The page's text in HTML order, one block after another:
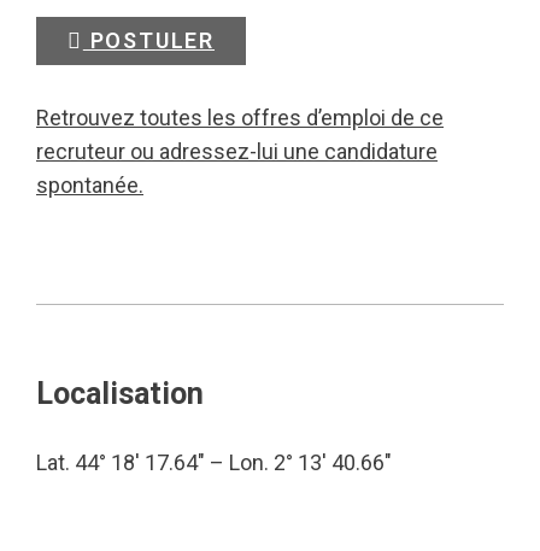
POSTULER
Retrouvez toutes les offres d’emploi de ce
recruteur ou adressez-lui une candidature
spontanée.
Localisation
Lat. 44° 18′ 17.64″ – Lon. 2° 13′ 40.66″